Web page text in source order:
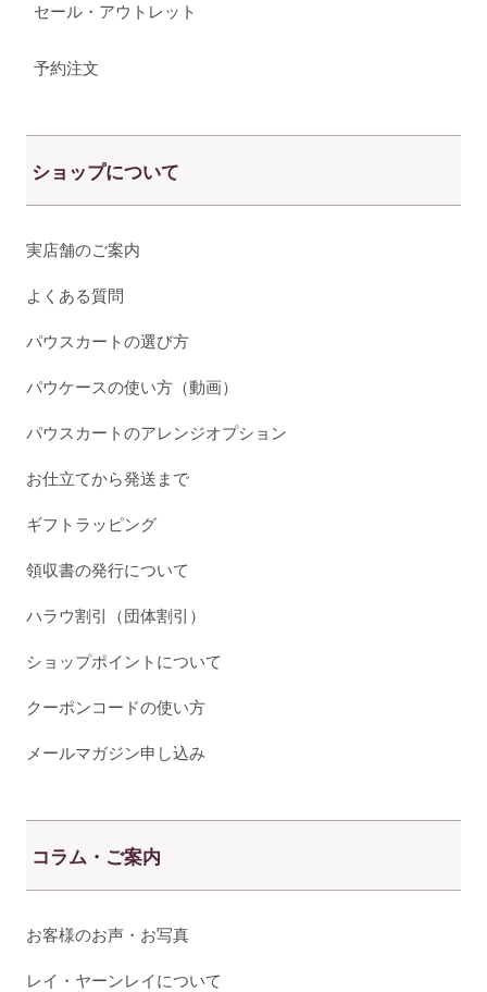
セール・アウトレット
予約注文
ショップについて
実店舗のご案内
よくある質問
パウスカートの選び方
パウケースの使い方（動画）
パウスカートのアレンジオプション
お仕立てから発送まで
ギフトラッピング
領収書の発行について
ハラウ割引（団体割引）
ショップポイントについて
クーポンコードの使い方
メールマガジン申し込み
コラム・ご案内
お客様のお声・お写真
レイ・ヤーンレイについて